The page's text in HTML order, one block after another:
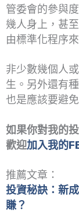
管委會的參與
幾人身上，甚
由標準化程序
非少數幾個人
生。另外還有
也是應該要避
如果你對我的
歡迎加入我的
推薦文章：
投資秘訣：新
賺？